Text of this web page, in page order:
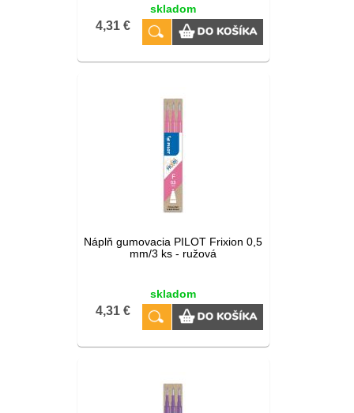
skladom
4,31 €
Náplň gumovacia PILOT Frixion 0,5
mm/3 ks - ružová
skladom
4,31 €